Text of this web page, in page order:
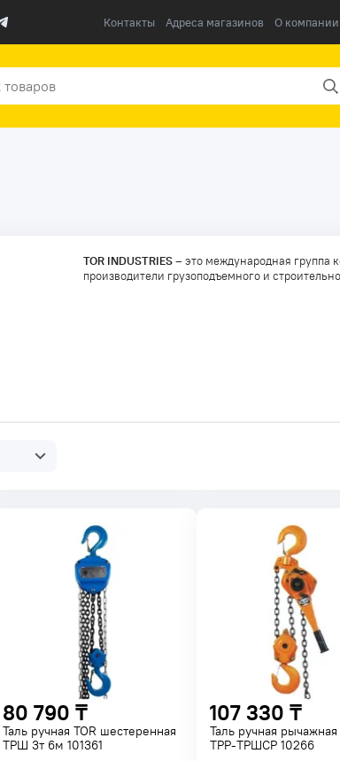
Контакты Адреса магазинов О компании
TOR INDUSTRIES– это международная группа
производители грузоподъемного и
80 790 ₸
Таль ручная TOR шестеренная
ТРШ 3т 6м 101361
107 330 ₸
Таль ручная рычажная
ТРР-ТРШСР 10266